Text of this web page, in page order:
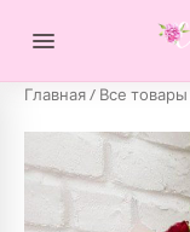
Главная/ Все товары